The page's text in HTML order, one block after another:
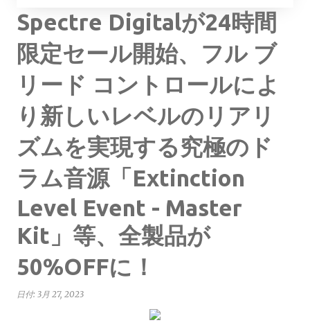
Spectre Digitalが24時間
限定セール開始、フル ブ
リード コントロールによ
り新しいレベルのリアリ
ズムを実現する究極のド
ラム音源「Extinction
Level Event - Master
Kit」等、全製品が
50%OFFに！
日付: 3月 27, 2023